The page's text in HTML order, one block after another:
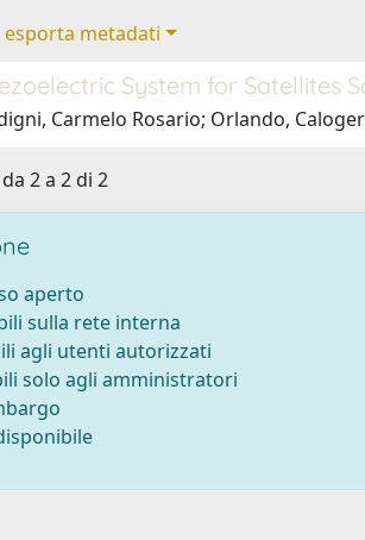
esporta metadati
System for Satellites
Carmelo Rosario; Orlando,
2 a 2 di 2
aperto
sulla rete interna
agli utenti autorizzati
solo agli amministratori